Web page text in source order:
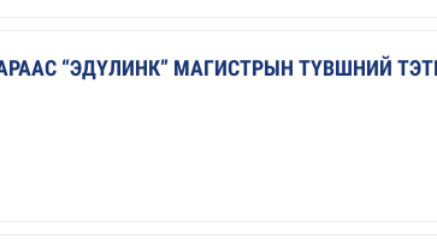
“ЭДҮЛИНК” МАГИСТРЫН ТҮВШНИЙ